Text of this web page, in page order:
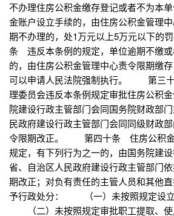
不办理住房公积金缴存登记或者不为本
金账户设立手续的，由住房公积金管理
期不办理的，处1万元以上5万元以下
条 违反本条例的规定，单位逾期不缴
的，由住房公积金管理中心责令限期缴存
可以申请人民法院强制执行。 第三
理委员会违反本条例规定审批住房公积
院建设行政主管部门会同国务院财政部
民政府建设行政主管部门会同同级财政
令限期改正。 第四十条 住房公积金
规定，有下列行为之一的，由国务院建
省、自治区人民政府建设行政主管部门
期改正；对负有责任的主管人员和其他
予行政处分： （一）未按照规定设立
（二）未按照规定审批职工提取、使